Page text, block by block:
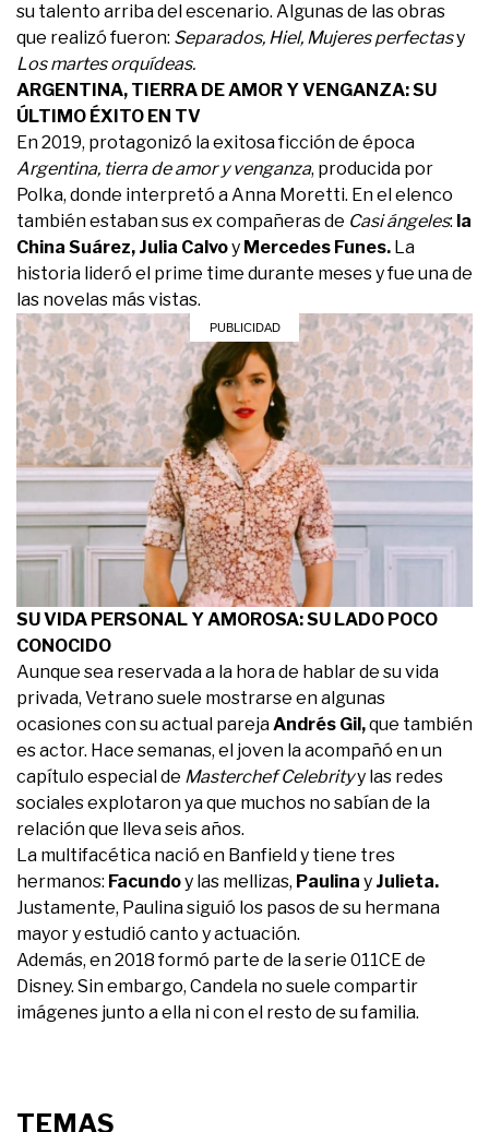
su talento arriba del escenario. Algunas de las obras
que realizó fueron: Separados, Hiel, Mujeres perfectasy
Los martes orquídeas.
ARGENTINA, TIERRA DE AMOR Y VENGANZA: SU
ÚLTIMO ÉXITO EN TV
En 2019, protagonizó la exitosa ficción de época
Argentina, tierra de amor y venganza, producida por
Polka, donde interpretó a Anna Moretti. En el elenco
también estaban sus ex compañeras de Casi ángeles: la
China Suárez, Julia Calvoy Mercedes Funes. La
historia lideró el prime time durante meses y fue una de
las novelas más vistas.
SU VIDA PERSONAL Y AMOROSA: SU LADO POCO
CONOCIDO
Aunque sea reservada a la hora de hablar de su vida
privada, Vetrano suele mostrarse en algunas
ocasiones con su actual parejaAndrés Gil,que también
es actor. Hace semanas, el joven la acompañó en un
capítulo especial de Masterchef Celebrityy las redes
sociales explotaron ya que muchos no sabían de la
relación que lleva seis años.
La multifacética nació en Banfield y tiene tres
hermanos: Facundoy las mellizas, Paulina y Julieta.
Justamente, Paulina siguió los pasos de su hermana
mayor y estudió canto y actuación.
Además, en 2018 formó parte de la serie 011CE de
Disney. Sin embargo, Candela no suele compartir
imágenes junto a ella ni con el resto de su familia.
TEMAS